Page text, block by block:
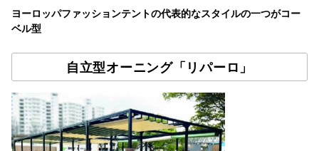
ヨーロッパファッションテントの代表的なスタイルの一つがコー
ベル型
自立型オーニング「リパーロ」